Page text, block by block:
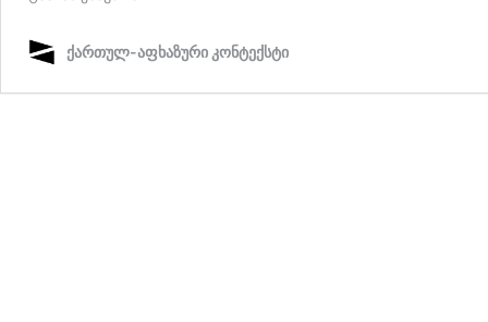
ქართულ-აფხაზური კონტექსტი